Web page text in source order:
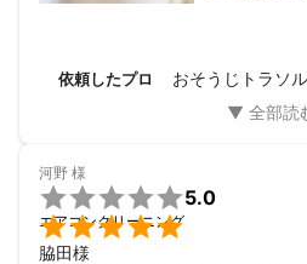
依頼したプロ おそうじトラソル
河野 様


5.0
エアコンクリーニング
脇田様